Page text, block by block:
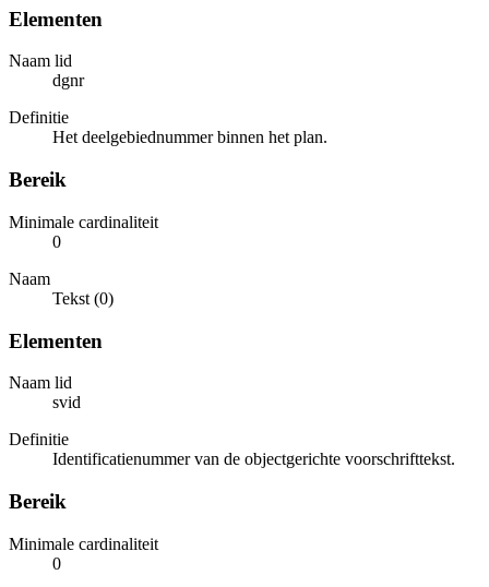
Elementen
Naam lid
dgnr
Definitie
Het deelgebiednummer binnen het plan.
Bereik
Minimale cardinaliteit
0
Naam
Tekst (0)
Elementen
Naam lid
svid
Definitie
Identificatienummer van de objectgerichte voorschrifttekst.
Bereik
Minimale cardinaliteit
0